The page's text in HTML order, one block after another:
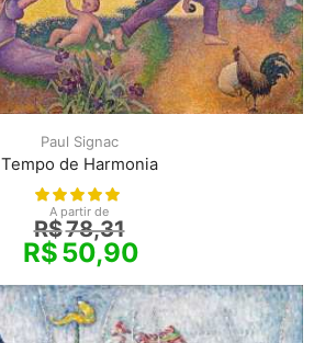
Paul Signac
Tempo de Harmonia
A partir de
R$78,31
R$50,90